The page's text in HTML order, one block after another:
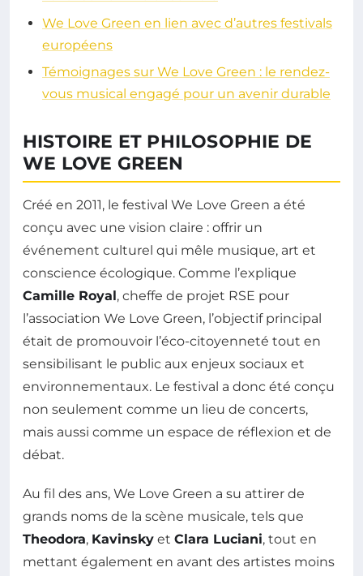
We Love Green en lien avec d’autres festivals
européens
Témoignages sur We Love Green : le rendez-
vous musical engagé pour un avenir durable
HISTOIRE ET PHILOSOPHIE DE
WE LOVE GREEN
Créé en 2011, le festival We Love Green a été
conçu avec une vision claire : offrir un
événement culturel qui mêle musique, art et
conscience écologique. Comme l’explique
Camille Royal, cheffe de projet RSE pour
l’association We Love Green, l’objectif principal
était de promouvoir l’éco-citoyenneté tout en
sensibilisant le public aux enjeux sociaux et
environnementaux. Le festival a donc été conçu
non seulement comme un lieu de concerts,
mais aussi comme un espace de réflexion et de
débat.
Au fil des ans, We Love Green a su attirer de
grands noms de la scène musicale, tels que
Theodora, Kavinsky et Clara Luciani, tout en
mettant également en avant des artistes moins